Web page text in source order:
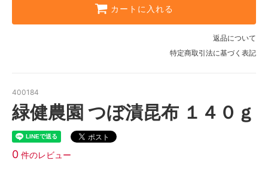
カートに入れる
返品について
特定商取引法に基づく表記
400184
緑健農園 つぼ漬昆布 １４０ｇ
0 件のレビュー